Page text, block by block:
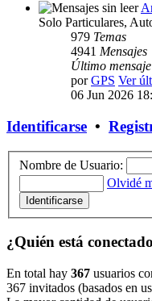
Solo Particulares,
979 Temas
4941 Mensajes
Último mensaje
porGPS Ver
06 Jun 2026
Identificarse •
Nombre de Usuario:
Olvidé
¿Quién está
En total hay 367 usuarios
367 invitados (basados en